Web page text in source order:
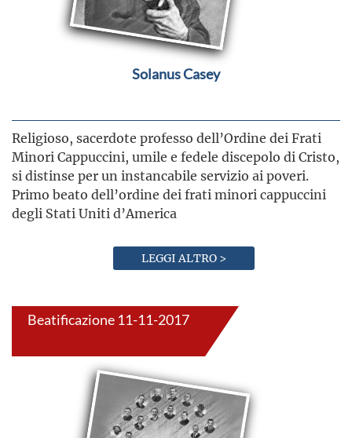
Solanus Casey
Religioso, sacerdote professo dell’Ordine dei Frati
Minori Cappuccini, umile e fedele discepolo di Cristo,
si distinse per un instancabile servizio ai poveri.
Primo beato dell’ordine dei frati minori cappuccini
degli Stati Uniti d’America
LEGGI ALTRO >
Beatificazione 11-11-2017